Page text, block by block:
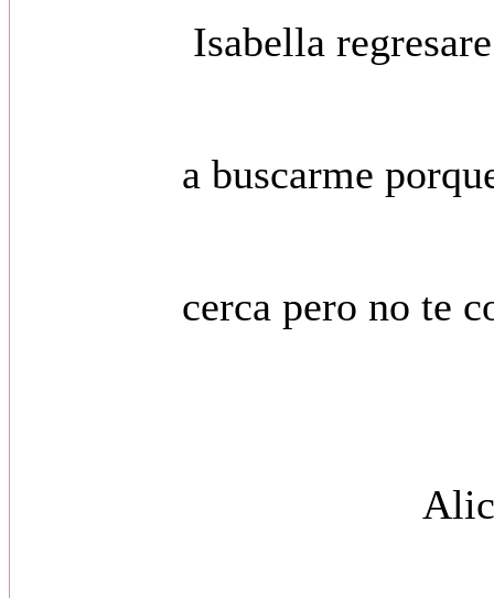
Isabella regresare en
a buscarme porque
cerca pero no te
Alice